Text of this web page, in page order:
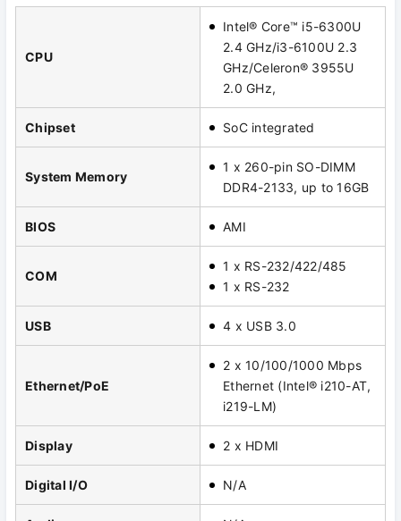
CPU
Intel® Core™ i5-6300U
2.4 GHz/i3-6100U 2.3
GHz/Celeron® 3955U
2.0 GHz,
Chipset SoC integrated
System Memory
1 x 260-pin SO-DIMM
DDR4-2133, up to 16GB
BIOS AMI
COM
1 x RS-232/422/485
1 x RS-232
USB 4 x USB 3.0
Ethernet/PoE
2 x 10/100/1000 Mbps
Ethernet (Intel® i210-AT,
i219-LM)
Display 2 x HDMI
Digital I/O N/A